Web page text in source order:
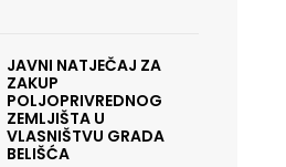
JAVNI NATJEČAJ ZA
ZAKUP
POLJOPRIVREDNOG
ZEMLJIŠTA U
VLASNIŠTVU GRADA
BELIŠĆA